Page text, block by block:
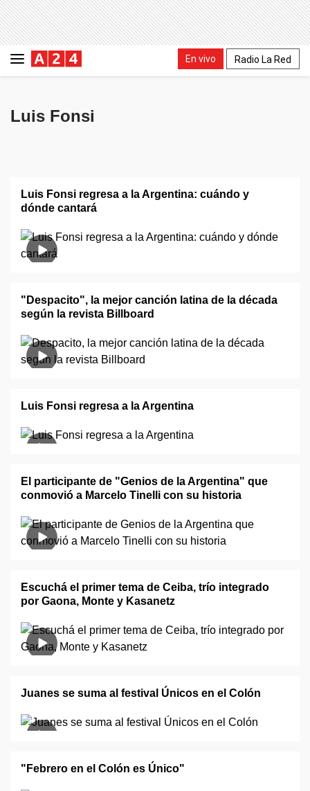
En vivo Radio La Red
Luis Fonsi
Luis Fonsi regresa a la Argentina: cuándo y
dónde cantará
"Despacito", la mejor canción latina de la década
según la revista Billboard
Luis Fonsi regresa a la Argentina
El participante de "Genios de la Argentina" que
conmovió a Marcelo Tinelli con su historia
Escuchá el primer tema de Ceiba, trío integrado
por Gaona, Monte y Kasanetz
Juanes se suma al festival Únicos en el Colón
"Febrero en el Colón es Único"